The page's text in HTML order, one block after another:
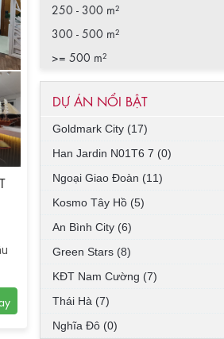
250 - 300 m²
300 - 500 m²
>= 500 m²
DỰ ÁN NỔI BẬT
Goldmark City (17)
Han Jardin N01T6 7 (0)
Ngoại Giao Đoàn (11)
Kosmo Tây Hồ (5)
An Bình City (6)
Green Stars (8)
KĐT Nam Cường (7)
Thái Hà (7)
Nghĩa Đô (0)